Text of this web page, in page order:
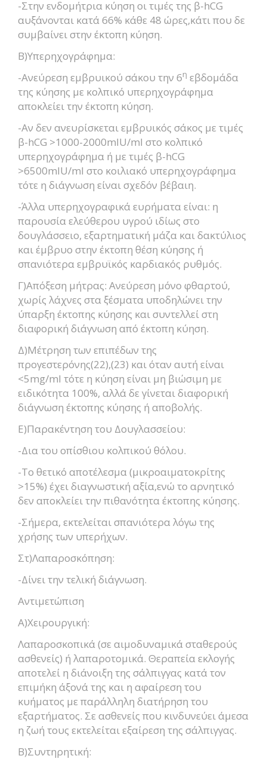
-Στην ενδομήτρια κύηση οι τιμές της β-hCG
αυξάνονται κατά 66% κάθε 48 ώρες,κάτι που δε
συμβαίνει στην έκτοπη κύηση.
Β)Υπερηχογράφημα:
-Ανεύρεση εμβρυικού σάκου την 6η εβδομάδα
της κύησης με κολπικό υπερηχογράφημα
αποκλείει την έκτοπη κύηση.
-Αν δεν ανευρίσκεται εμβρυικός σάκος με τιμές
β-hCG >1000-2000mIU/ml στο κολπικό
υπερηχογράφημα ή με τιμές β-hCG
>6500mIU/ml στο κοιλιακό υπερηχογράφημα
τότε η διάγνωση είναι σχεδόν βέβαιη.
-Άλλα υπερηχογραφικά ευρήματα είναι: η
παρουσία ελεύθερου υγρού ιδίως στο
δουγλάσσειο, εξαρτηματική μάζα και δακτύλιος
και έμβρυο στην έκτοπη θέση κύησης ή
σπανιότερα εμβρυϊκός καρδιακός ρυθμός.
Γ)Απόξεση μήτρας: Ανεύρεση μόνο φθαρτού,
χωρίς λάχνες στα ξέσματα υποδηλώνει την
ύπαρξη έκτοπης κύησης και συντελλεί στη
διαφορική διάγνωση από έκτοπη κύηση.
Δ)Μέτρηση των επιπέδων της
προγεστερόνης(22),(23) και όταν αυτή είναι
<5mg/ml τότε η κύηση είναι μη βιώσιμη με
ειδικότητα 100%, αλλά δε γίνεται διαφορική
διάγνωση έκτοπης κύησης ή αποβολής.
Ε)Παρακέντηση του Δουγλασσείου:
-Δια του οπίσθιου κολπικού θόλου.
-Το θετικό αποτέλεσμα (μικροαιματοκρίτης
>15%) έχει διαγνωστική αξία,ενώ το αρνητικό
δεν αποκλείει την πιθανότητα έκτοπης κύησης.
-Σήμερα, εκτελείται σπανιότερα λόγω της
χρήσης των υπερήχων.
Στ)Λαπαροσκόπηση:
-Δίνει την τελική διάγνωση.
Αντιμετώπιση
Α)Χειρουργική:
Λαπαροσκοπικά (σε αιμοδυναμικά σταθερούς
ασθενείς) ή λαπαροτομικά. Θεραπεία εκλογής
αποτελεί η διάνοιξη της σάλπιγγας κατά τον
επιμήκη άξονά της και η αφαίρεση του
κυήματος με παράλληλη διατήρηση του
εξαρτήματος. Σε ασθενείς που κινδυνεύει άμεσα
η ζωή τους εκτελείται εξαίρεση της σάλπιγγας.
Β)Συντηρητική: